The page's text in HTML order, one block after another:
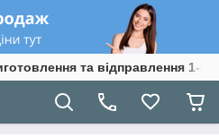
та відправлення 1-3